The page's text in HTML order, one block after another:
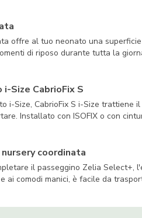
offre al tuo neonato una
di riposo durante tutta la
Size CabrioFix S
i-Size, CabrioFix S i-Size trattiene
Installato con ISOFIX o con
coordinata
il passeggino Zelia Select+,
ai comodi manici, è facile da